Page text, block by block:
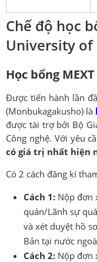
Chế độ học
University of
Học bổng MEXT
Được tiến hành lần
(Monbukagakusho) là
được tài trợ bởi Bộ
Công nghệ. Với yêu
có giá trị nhất hiện
Có 2 cách đăng kí
Cách 1: Nộp đơn
quán/Lãnh sự
và xét duyệt hồ
Bản tại nước
Cách 2: Nộp đơn